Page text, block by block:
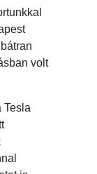
volt
Tesla